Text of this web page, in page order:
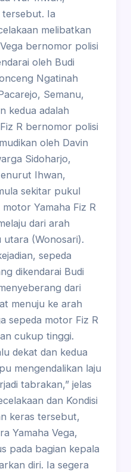
tersebut. Ia
melibatkan
bernomor polisi
oleh Budi
Ngatinah
Semanu,
kedua adalah
R bernomor polisi
oleh Davin
Sidoharjo,
Ihwan,
sekitar pukul
Yamaha Fiz R
dari arah
utara (Wonosari).
sepeda
dikendarai Budi
dari
menuju ke arah
sepeda motor Fiz R
cukup tinggi.
dekat dan kedua
mengendalikan laju
tabrakan,” jelas
dan Kondisi
keras tersebut,
Yamaha Vega,
pada bagian kepala
diri. Ia segera